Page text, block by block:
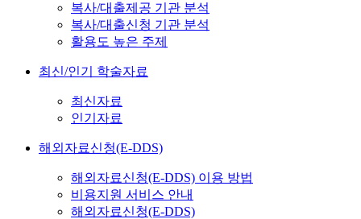
복사/대출제공 기관 분석
복사/대출신청 기관 분석
활용도 높은 주제
최신/인기 학술자료
최신자료
인기자료
해외자료신청(E-DDS)
해외자료신청(E-DDS) 이용 방법
비용지원 서비스 안내
해외자료신청(E-DDS)